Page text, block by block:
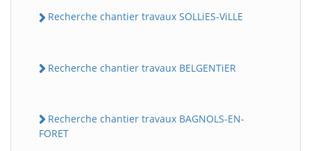
Recherche chantier travaux SOLLiES-ViLLE
Recherche chantier travaux BELGENTiER
Recherche chantier travaux BAGNOLS-EN-
FORET